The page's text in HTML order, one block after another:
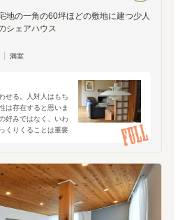
地の一角の60坪ほどの敷地に建つ少人
シェアハウス
満室
せる。人対人はもち
は存在すると思いま
好みではなく、いわ
くりくることは重要
しまうことが多くな